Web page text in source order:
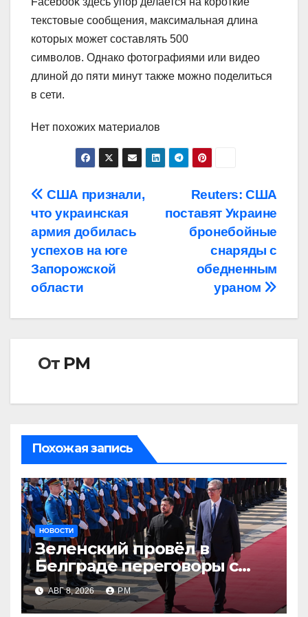
текстовые сообщения, максимальная длина
которых может составлять 500
символов. Однако фотографиями или видео
длиной до пяти минут также можно поделиться
в сети.
Нет похожих материалов
Навигация
по
записям
Reuters: США
поставят Украине
бронебойные
снаряды с
обедненным
ураном
США признали,
что украинская
армия добилась
успехов на юге
Запорожской
области
От РМ
Похожая запись
НОВОСТИ
Зеленский провёл в
Белграде переговоры с
Вучичем
АВГ 8, 2026 РМ